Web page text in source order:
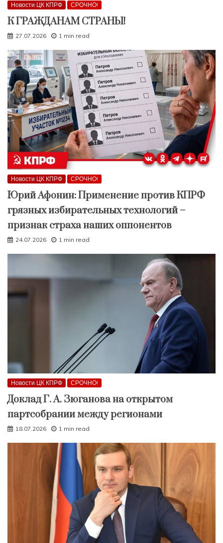
Новости ЦК КПРФ СРОЧНО!
К ГРАЖДАНАМ СТРАНЫ!
27.07.2026 1 min read
Новости ЦК КПРФ СРОЧНО!
Юрий Афонин: Применение против КПРФ
грязных избирательных технологий –
признак страха наших оппонентов
24.07.2026 1 min read
Новости ЦК КПРФ СРОЧНО!
Доклад Г. А. Зюганова на открытом
партсобрании между регионами
18.07.2026 1 min read